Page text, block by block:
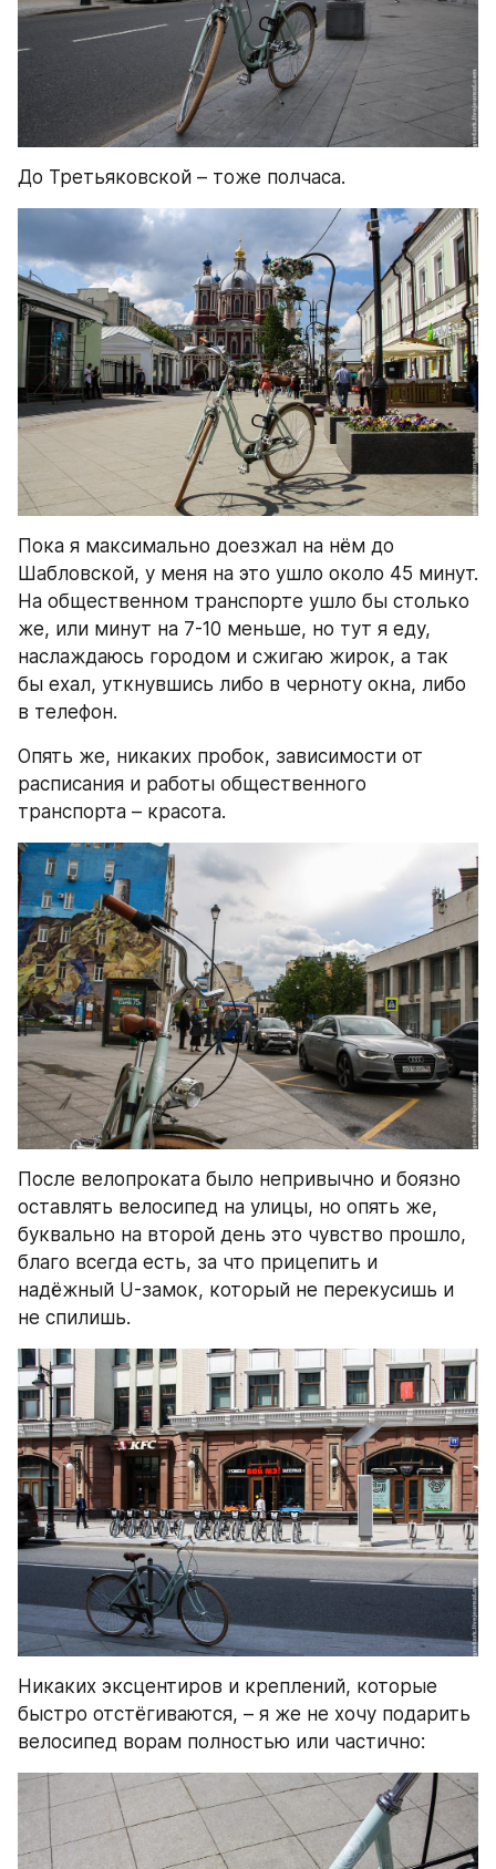
До Третьяковской – тоже полчаса.
Пока я максимально доезжал на нём до
Шабловской, у меня на это ушло около 45 минут.
На общественном транспорте ушло бы столько
же, или минут на 7-10 меньше, но тут я еду,
наслаждаюсь городом и сжигаю жирок, а так
бы ехал, уткнувшись либо в черноту окна, либо
в телефон.
Опять же, никаких пробок, зависимости от
расписания и работы общественного
транспорта – красота.
После велопроката было непривычно и боязно
оставлять велосипед на улицы, но опять же,
буквально на второй день это чувство прошло,
благо всегда есть, за что прицепить и
надёжный U-замок, который не перекусишь и
не спилишь.
Никаких эксцентиров и креплений, которые
быстро отстёгиваются, – я же не хочу подарить
велосипед ворам полностью или частично: